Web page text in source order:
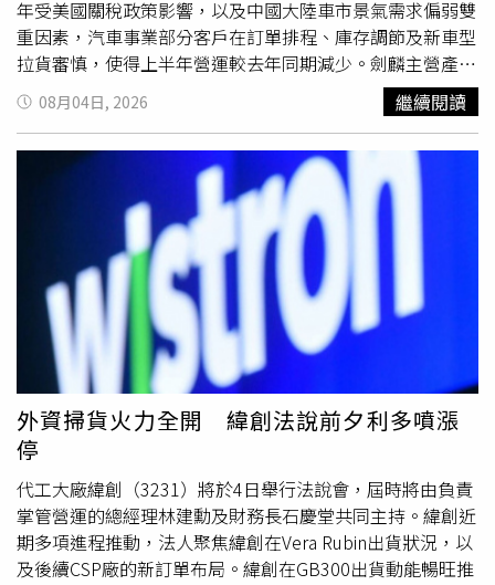
法，讓歌仔戲以新的形式被理解、被轉譯，也吸引更多年輕
世代及國際觀眾認識台灣傳統戲曲文化。
年受美國關稅政策影響，以及中國大陸車市景氣需求偏弱雙
重因素，汽車事業部分客戶在訂單排程、庫存調節及新車型
拉貨審慎，使得上半年營運較去年同期減少。劍麟主營產品
主要分為汽車氣囊零組件、百貨展示架及衣架兩大類產品。
其中，汽車氣囊零組件主要以生產膝式、側邊安全氣囊與氣
簾系統充氣器殼體，預縮式安全帶精密導管、電子動力輔助
方向盤轉向系統零件等汽車零組件為主。劍麟表示，集團仍
持續穩固既有國際Tier 1一級品牌大廠的客戶合作關係，並
積極推進中國市場業務拓展，以維持汽車事業營運穩健基
礎，同時，透過台灣、中國及波蘭多區域生產基地布局，精
進各據點生產效率，提升對國際Tier 1客戶的服務彈性與接
單競爭力，並強化集團因應全球供應鏈區域化發展之營運韌
性。劍麟進一步表示，除穩固汽車事業外，亦積極推進AI伺
服器散熱零組件業務，作為集團中長期第二成長曲線，旗下
南投二廠建置之伺服器精密金屬加工產線已於
逐步小
規模生產，後續將持續投入相關產品開發、製程調整與客戶
驗證，並視市場需求逐步擴大相關產能配置，藉此拓展非車
用市場之中長期業務成長空間。展望2026年下半年，劍麟
持審慎樂觀看法，將持續緊密配合客戶全球化供應鏈布局及
新車型相關產品開發進度，並積極掌握後續新專案出貨機
會，以支撐整體營運穩健發展；另一方面戮力推進AI伺服器
散熱零組件業務商業化進程，透過「汽車安全零組件＋AI伺
08月04日, 2026 繼續閱讀
外資掃貨火力全開 緯創法說前夕利多噴漲
停
代工大廠緯創（3231）將於4日舉行法說會，屆時將由負責
掌管營運的總經理林建勳及財務長石慶堂共同主持。緯創近
期多項進程推動，法人聚焦緯創在Vera Rubin出貨狀況，以
及後續CSP廠的新訂單布局。緯創在GB300出貨動能暢旺推